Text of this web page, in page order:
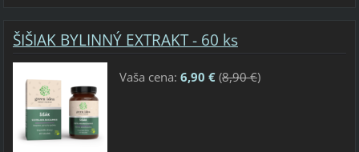
ŠIŠIAK BYLINNÝ EXTRAKT - 60 ks
Vaša cena: 6,90 €(8,90 €)